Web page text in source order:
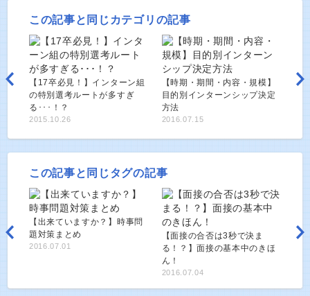
この記事と同じカテゴリの記事
【17卒必見！】インターン組
の特別選考ルートが多すぎ
る･･･！？
2015.10.26
【時期・期間・内容・規模】
目的別インターンシップ決定
方法
2016.07.15
この記事と同じタグの記事
【出来ていますか？】時事問
題対策まとめ
2016.07.01
【面接の合否は3秒で決ま
る！？】面接の基本中のきほ
ん！
2016.07.04